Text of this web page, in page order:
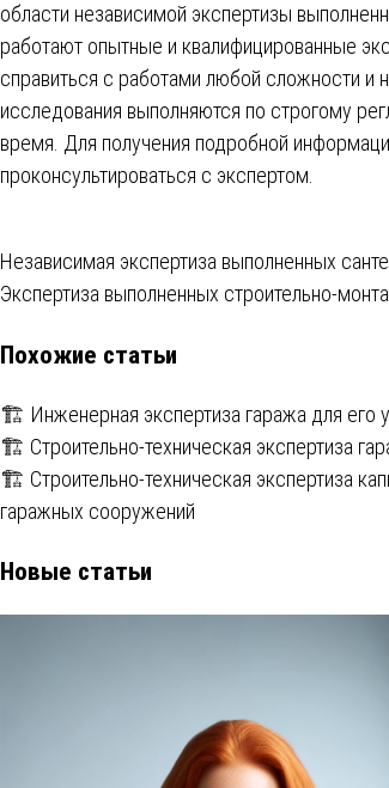
области независимой экспертизы
работают опытные и квалифицированные
справиться с работами любой сложности и
исследования выполняются по строгому
время. Для получения подробной
проконсультироваться с экспертом.
Навигация
записям
Независимая экспертиза выполненных
Экспертиза выполненных строительно-
Похожие статьи
🏗️ Инженерная экспертиза гаража для его
🏗️ Строительно-техническая экспертиза
🏗️ Строительно-техническая экспертиза
гаражных сооружений
Новые статьи